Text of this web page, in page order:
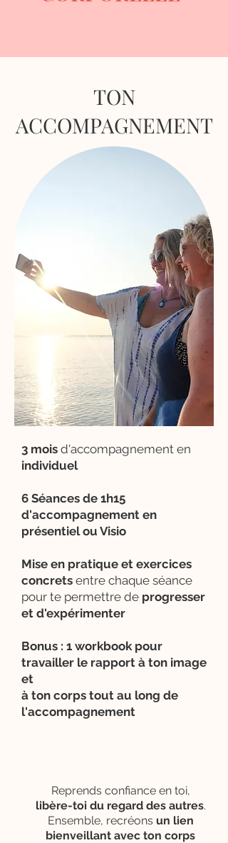
TON
ACCOMPAGNEMENT
3 mois d'accompagnement en
individuel
6 Séances de 1h15
d'accompagnement en
présentiel ou Visio
Mise en pratique et exercices
concrets entre chaque séance
pour te permettre de progresser
et d'expérimenter
Bonus : 1 workbook pour
travailler le rapport à ton image
et
à ton corps tout au long de
l'accompagnement
Reprends confiance en toi,
libère-toi du regard des autres.
Ensemble, recréons un lien
bienveillant avec ton corps